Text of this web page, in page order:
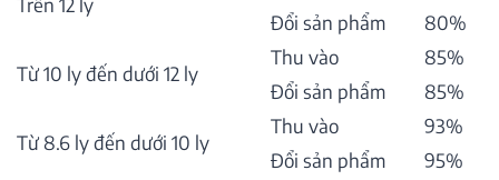
Đổi sản phẩm
80%
Từ 10 ly đến dưới 12 ly
Thu vào
85%
Đổi sản phẩm
85%
Từ 8.6 ly đến dưới 10 ly
Thu vào
93%
Đổi sản phẩm
95%